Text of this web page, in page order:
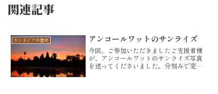
関連記事
カンボジアの歴史 アンコールワットのサンライズ
今回、ご参加いただきましたご支援者様
が、アンコールワットのサンライズ写真
を送ってくださいました。分刻みで変化